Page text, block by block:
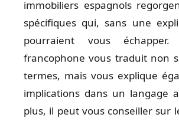
immobiliers espagnols
spécifiques qui, sans une
pourraient vous
francophone vous traduit non
termes, mais vous explique
implications dans un langage
plus, il peut vous conseiller sur